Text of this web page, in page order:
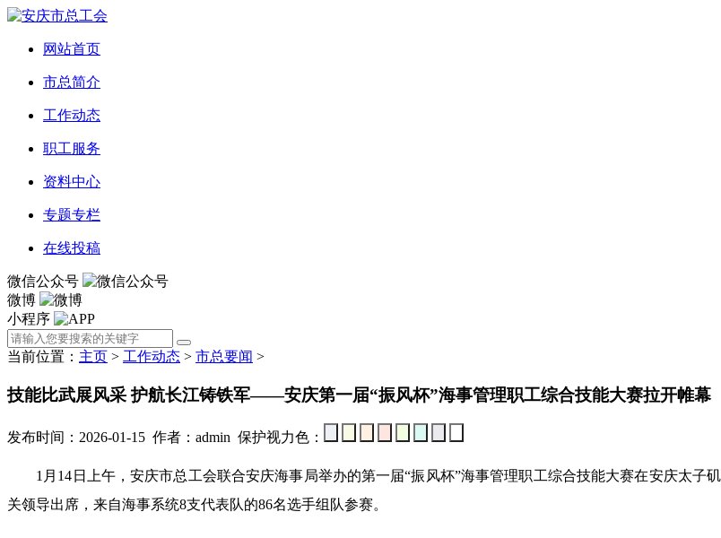
网站首页
市总简介
工作动态
职工服务
资料中心
专题专栏
在线投稿
微信公众号
微博
小程序
当前位置： 主页 > 工作动态 > 市总要闻 >
技能比武展风采 护航长江铸铁军——安庆第一届“振风杯”海事管理职工综合技能大赛拉开帷幕
发布时间：2026-01-15 作者：admin 保护视力色：
1月14日上午，安庆市总工会联合安庆海事局举办的第一届“振风杯”海事管理职工综合技能大赛在安庆太子
关领导出席，来自海事系统8支代表队的86名选手组队参赛。